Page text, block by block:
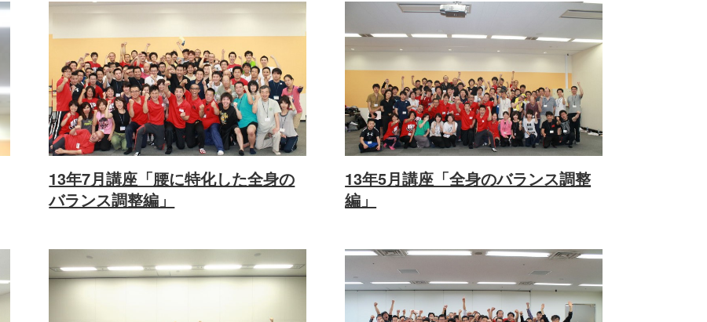
13年7月講座「腰に特化した全身の
バランス調整編」
13年5月講座「全身のバランス調整
編」